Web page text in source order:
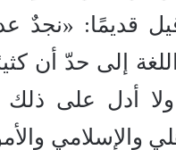
قديمًا: «نجدٌ
إلى حدّ أن
ولا أدل على
والإسلامي